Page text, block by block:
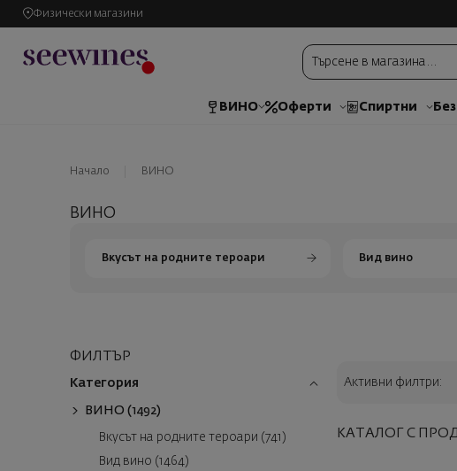
Физически магазини
ВИНО Оферти Спиртни
Начало ВИНО
ВИНО
Вкусът на родните тероари Вид вино
ФИЛТЪР
Категория
ВИНО (1492)
Вкусът на родните тероари (741)
Вид вино (1464)
Активни филтри:
КАТАЛОГ С